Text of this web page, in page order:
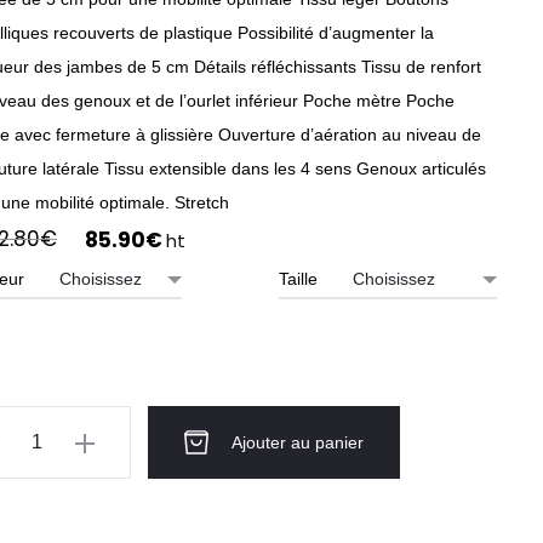
recouverts de plastique Possibilité d’augmenter la
des jambes de 5 cm Détails réfléchissants Tissu de renfort
des genoux et de l’ourlet inférieur Poche mètre Poche
avec fermeture à glissière Ouverture d’aération au niveau de
latérale Tissu extensible dans les 4 sens Genoux articulés
mobilité optimale. Stretch
€
initial
85.90€ Le
ht
Taille
Ajouter au panier